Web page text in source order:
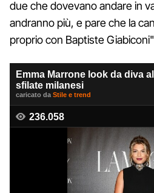
due che dovevano andare in
andranno più, e pare che la
proprio con Baptiste Giabiconi"